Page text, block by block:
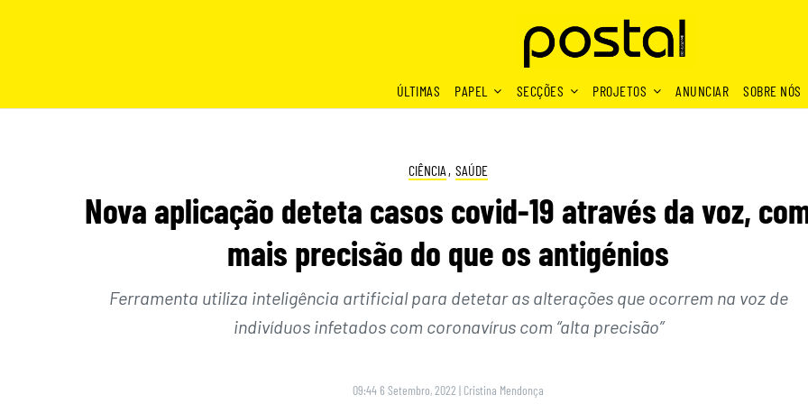
ÚLTIMAS
PAPEL SECÇÕES PROJETOS ANUNCIAR SOBRE NÓS
CIÊNCIA , SAÚDE
Nova aplicação deteta casos covid-19 através da voz,
mais precisão do que os antigénios
Ferramenta utiliza inteligência artificial para detetar as alterações que ocorrem na voz de
indivíduos infetados com coronavírus com “alta precisão”
09:44 6 Setembro, 2022 | Cristina Mendonça